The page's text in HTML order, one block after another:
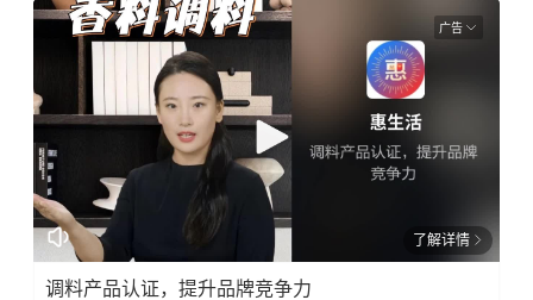
广告
了解详情
调料产品认证，提升品牌竞争力